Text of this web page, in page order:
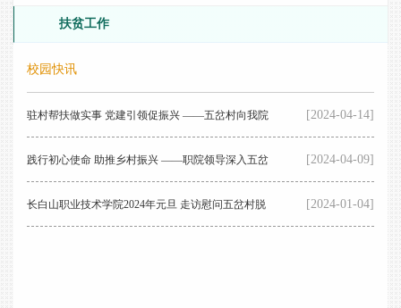
扶贫工作
校园快讯
驻村帮扶做实事 党建引领促振兴 ——五岔村向我院
赠送锦旗
[2024-04-14]
践行初心使命 助推乡村振兴 ——职院领导深入五岔
村走访调研
[2024-04-09]
长白山职业技术学院2024年元旦 走访慰问五岔村脱 [2024-01-04]